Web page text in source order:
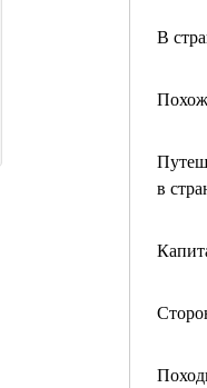
В
в